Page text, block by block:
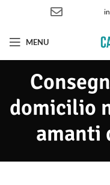
MENU
domicilio
amanti